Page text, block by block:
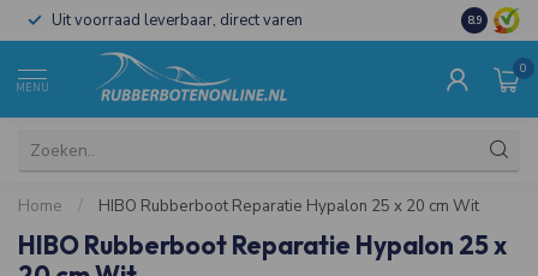
Uit voorraad leverbaar, direct varen Al 15 jaar
8.9
MENU
0
Home / HIBO Rubberboot Reparatie Hypalon 25 x 20 cm Wit
HIBO Rubberboot Reparatie Hypalon 25 x